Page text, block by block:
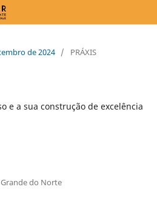
de 2024 / PRÁXIS
e a sua construção de excelência
do Norte